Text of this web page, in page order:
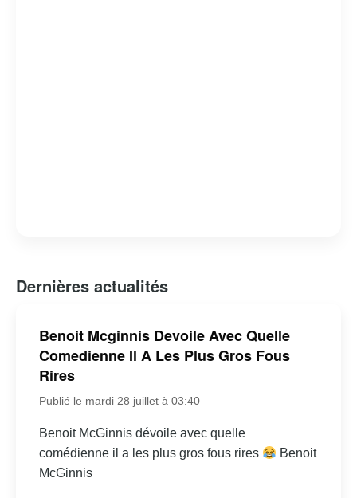
Dernières actualités
Benoit Mcginnis Devoile Avec Quelle
Comedienne Il A Les Plus Gros Fous
Rires
Publié le mardi 28 juillet à 03:40
Benoit McGinnis dévoile avec quelle
comédienne il a les plus gros fous rires
Benoit
McGinnis